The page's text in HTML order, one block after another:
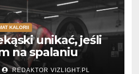
KALORII
unikać, jeśli
na spalaniu
REDAKTOR VIZLIGHT.PL